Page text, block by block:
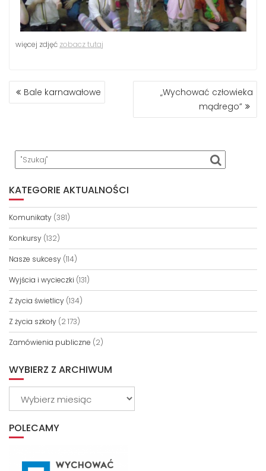
więcej zdjęć zobacz tutaj
NAWIGACJA
WPISU
Bale karnawałowe
„Wychować człowieka
mądrego”
KATEGORIE AKTUALNOŚCI
Komunikaty (381)
Konkursy (132)
Nasze sukcesy (114)
Wyjścia i wycieczki (131)
Z życia świetlicy (134)
Z życia szkoły (2 173)
Zamówienia publiczne (2)
WYBIERZ Z ARCHIWUM
POLECAMY